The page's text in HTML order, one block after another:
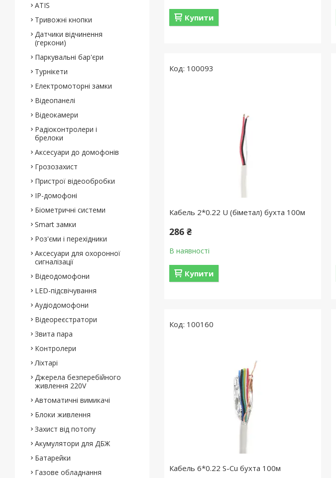
Купити
100093
Кабель 2*0.22 U (біметал) бухта 100м
286 ₴
В наявності
Купити
100160
Кабель 6*0.22 S-Cu бухта 100м
ATIS
Тривожні кнопки
Датчики відчинення
(геркони)
Паркувальні бар'єри
Турнікети
Електромоторні замки
Відеопанелі
Відеокамери
Радіоконтролери і
брелоки
Аксесуари до домофонів
Грозозахист
Пристрої відеообробки
IP-домофоні
Біометричні системи
Smart замки
Роз'єми і перехідники
Аксесуари для охоронної
сигналізації
Відеодомофони
LED-підсвічування
Аудіодомофони
Відеореєстратори
Звита пара
Контролери
Ліхтарі
Джерела безперебійного
живлення 220V
Автоматичні вимикачі
Блоки живлення
Захист від потопу
Акумулятори для ДБЖ
Батарейки
Газове обладнання